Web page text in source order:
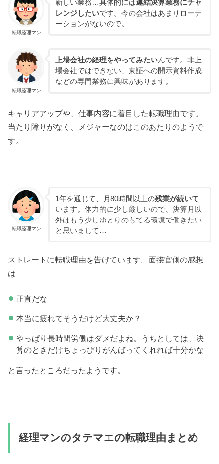
転職経理マン
新しい業務…具体的には連結決算業務にチャ
レンジしたいです。今の会社はあまりローテ
ーションがないので。
転職経理マン
上場会社の経理をやってみたいんです。非上
場会社ではできない、東証への開示資料作成
などの専門業務に興味があります。
キャリアアップや、仕事内容に着目した転職理由です。
当たり障りがなく、メジャーなのはこのあたりのようで
す。
転職経理マン
1年を通じて、月80時間以上の残業が続いて
います。体力的に少し厳しいので、決算月以
外はもう少しゆとりのもてる環境で働きたい
と思いまして…
ストレートに転職理由を告げています。面接官側の感想
は
正直だな
本当に疲れてそうだけど大丈夫か？
やっぱり長時間労働はダメだよね。うちとしては、決
算のときだけちょっぴりがんばってくれれば十分かな
と言ったところだったようです。
経理マンのタテマエの転職理由まとめ